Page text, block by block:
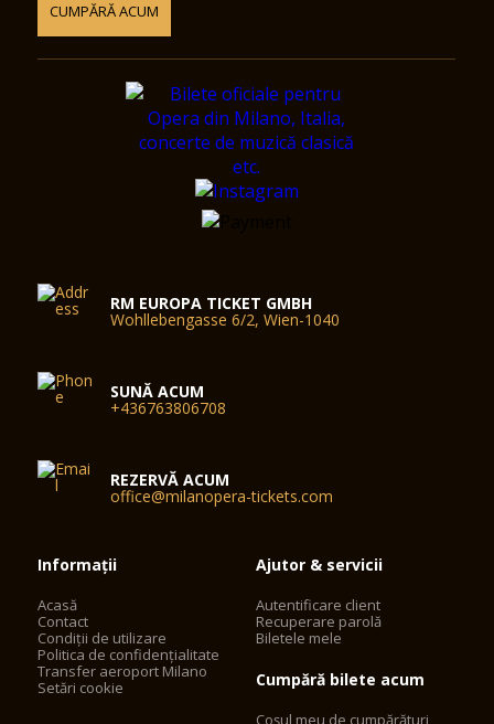
CUMPĂRĂ ACUM
RM EUROPA TICKET GMBH
Wohllebengasse 6/2, Wien-1040
SUNĂ ACUM
+436763806708
REZERVĂ ACUM
office@milanopera-tickets.com
Informații
Acasă
Contact
Condiții de utilizare
Politica de confidențialitate
Transfer aeroport Milano
Setări cookie
Ajutor & servicii
Autentificare client
Recuperare parolă
Biletele mele
Cumpără bilete acum
Coșul meu de cumpărături